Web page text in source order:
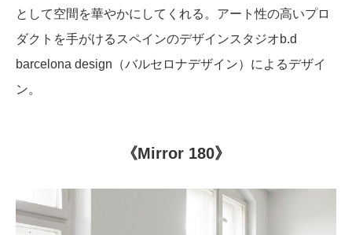
として空間を華やかにしてくれる。アート性の高いプロ
ダクトを手がけるスペインのデザインスタジオb.d
barcelona design（バルセロナデザイン）によるデザイ
ン。
《Mirror 180》